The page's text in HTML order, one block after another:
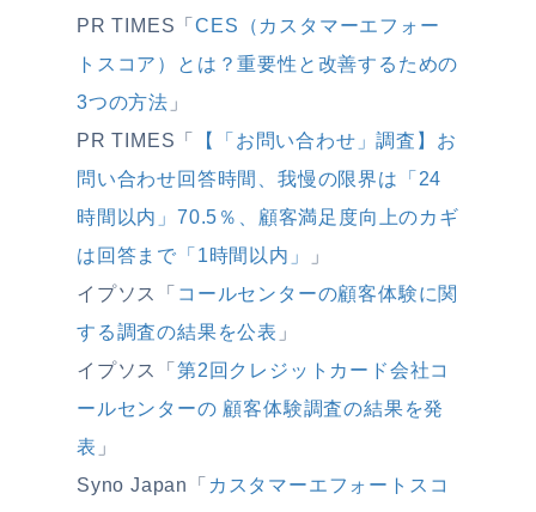
PR TIMES「CES（カスタマーエフォー
トスコア）とは？重要性と改善するための
3つの方法 」
PR TIMES「
【「お問い合わせ」調査】お
問い合わせ回答時間、我慢の限界は「24
時間以内」70.5％、顧客満足度向上のカギ
は回答まで「1時間以内」
」
イプソス「 コールセンターの顧客体験に関
する調査の結果を公表 」
イプソス「 第2回クレジットカード会社コ
ールセンターの 顧客体験調査の結果を発
表 」
Syno Japan「 カスタマーエフォートスコ